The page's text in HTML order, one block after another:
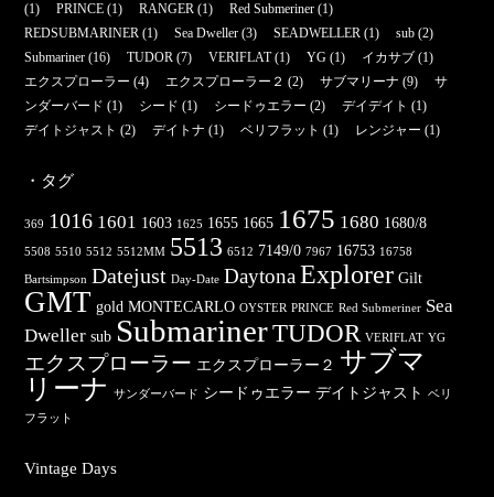
(1)
PRINCE (1) RANGER (1) Red Submeriner (1)
REDSUBMARINER (1) Sea Dweller (3) SEADWELLER (1) sub (2)
Submariner (16) TUDOR (7) VERIFLAT(1) YG (1) イカサブ (1)
エクスプローラー (4) エクスプローラー２ (2) サブマリーナ (9)
サ
ンダーバード (1) シード (1) シードゥエラー (2) デイデイト (1)
デイトジャスト (2) デイトナ (1) ベリフラット (1) レンジャー (1)
・タグ
369 1016 1601 1603 1625 1655 1665 1675 1680 1680/8
5508 5510 5512 5512MM 5513 6512 7149/0 7967 16753 16758
Bartsimpson Datejust Day-Date Daytona Explorer Gilt
GMT gold MONTECARLO OYSTER PRINCE Red Submeriner Sea
Dweller sub SubmarinerTUDOR VERIFLAT YG
エクスプローラー エクスプローラー２ サブマ
リーナ
サンダーバード シードゥエラー デイトジャスト
ベリ
フラット
Vintage Days